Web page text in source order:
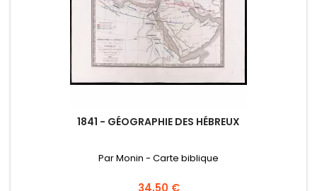
1841 - GÉOGRAPHIE DES HÉBREUX
Par Monin - Carte biblique
Prix
34,50 €